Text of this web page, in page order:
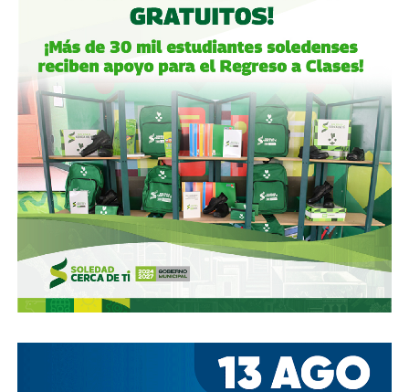
. El ídolo ya no iba a ser Mario Alberto Kempes como en
ese torneo ni mucho menos Videla o Galtieri. El héroe
albiceleste respondía al nombre deDiego Armando
Maradona.
El 22 de junio de 1986, Cuartos de Final del Mundial de
México 86.En el Estadio Azteca, ‘El 10’ metió dos
goles contra Inglaterra que explican más sobre
Argentina que cualquier libro de historia. El primero fue
la mítica “Mano de Dios“. Diego saltó a disputar un balón
con el portero Peter Shilton, y ante su falta de estatura,
árbitro lo dio por bueno.
El segundo, en el que gambeteó a cinco ingleses en 11